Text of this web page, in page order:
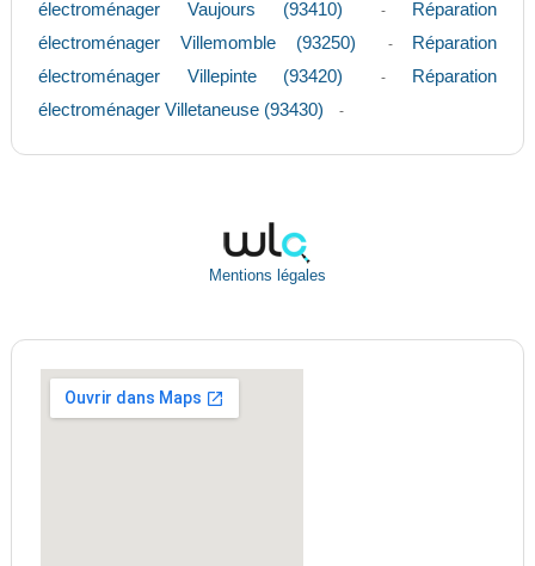
électroménager Vaujours (93410)
-
Réparation
électroménager Villemomble (93250)
-
Réparation
électroménager Villepinte (93420)
-
Réparation
électroménager Villetaneuse (93430)
-
Mentions légales